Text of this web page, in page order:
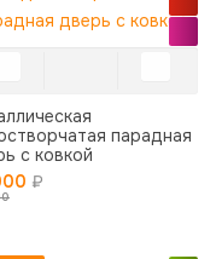
парадная
с ковкой
₽